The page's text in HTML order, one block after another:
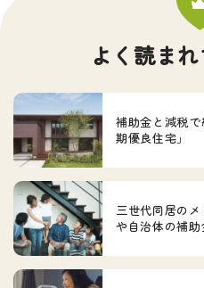
よく読ま
補助金と減税
期優良住宅」
三世代同居の
や自治体の補